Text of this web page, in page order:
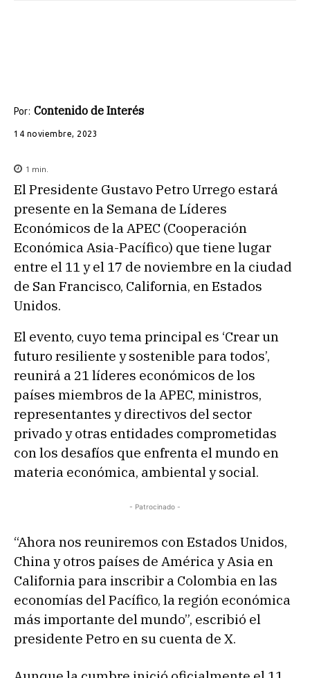
Por: Contenido de Interés
14 noviembre, 2023
1 min.
El Presidente Gustavo Petro Urrego estará
presente en la Semana de Líderes
Económicos de la APEC (Cooperación
Económica Asia-Pacífico) que tiene lugar
entre el 11 y el 17 de noviembre en la ciudad
de San Francisco, California, en Estados
Unidos.
El evento, cuyo tema principal es ‘Crear un
futuro resiliente y sostenible para todos’,
reunirá a 21 líderes económicos de los
países miembros de la APEC, ministros,
representantes y directivos del sector
privado y otras entidades comprometidas
con los desafíos que enfrenta el mundo en
materia económica, ambien​​tal y social.
- Patrocinado -
“Ahora nos reuniremos con Estados Unidos,
China y otros países de América y Asia en
California para inscribir a Colombia en las
economías del Pacífico, la región económica
más importante del mundo”, escribió el
presidente Petro en su cuenta de X.